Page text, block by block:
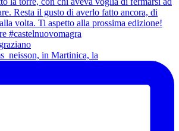
in Martinica, la